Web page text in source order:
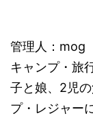
管理人：mog
キャンプ・旅
子と娘、2児
プ・レジャー